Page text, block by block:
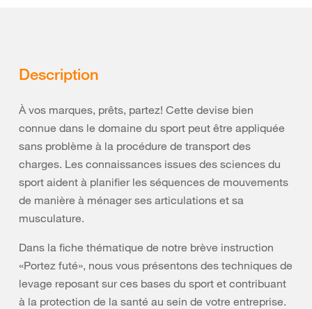
Description
À vos marques, prêts, partez! Cette devise bien
connue dans le domaine du sport peut être appliquée
sans problème à la procédure de transport des
charges. Les connaissances issues des sciences du
sport aident à planifier les séquences de mouvements
de manière à ménager ses articulations et sa
musculature.
Dans la fiche thématique de notre brève instruction
«Portez futé», nous vous présentons des techniques de
levage reposant sur ces bases du sport et contribuant
à la protection de la santé au sein de votre entreprise.